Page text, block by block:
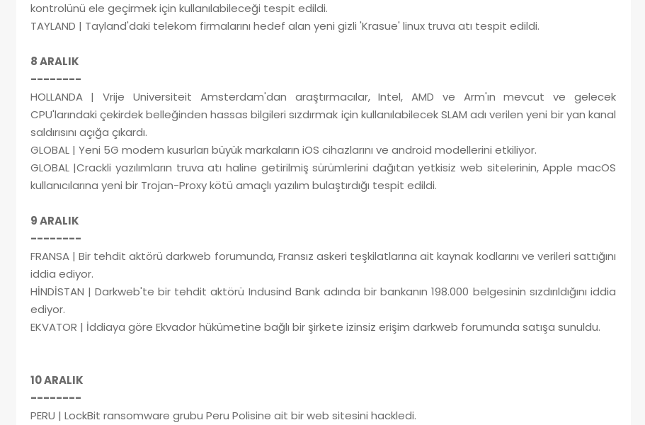
kontrolünü ele geçirmek için kullanılabileceği tespit edildi.
TAYLAND | Tayland'daki telekom firmalarını hedef alan yeni gizli 'Krasue' linux truva atı tespit edildi.
8 ARALIK
--------
HOLLANDA | Vrije Universiteit Amsterdam'dan araştırmacılar, Intel, AMD ve Arm'ın mevcut ve gelecek
CPU'larındaki çekirdek belleğinden hassas bilgileri sızdırmak için kullanılabilecek SLAM adı verilen yeni bir yan kanal
saldırısını açığa çıkardı.
GLOBAL | Yeni 5G modem kusurları büyük markaların iOS cihazlarını ve android modellerini etkiliyor.
GLOBAL |Crackli yazılımların truva atı haline getirilmiş sürümlerini dağıtan yetkisiz web sitelerinin, Apple macOS
kullanıcılarına yeni bir Trojan-Proxy kötü amaçlı yazılım bulaştırdığı tespit edildi.
9 ARALIK
--------
FRANSA | Bir tehdit aktörü darkweb forumunda, Fransız askeri teşkilatlarına ait kaynak kodlarını ve verileri sattığını
iddia ediyor.
HİNDİSTAN | Darkweb'te bir tehdit aktörü Indusind Bank adında bir bankanın 198.000 belgesinin sızdırıldığını iddia
ediyor.
EKVATOR | İddiaya göre Ekvador hükümetine bağlı bir şirkete izinsiz erişim darkweb forumunda satışa sunuldu.
10 ARALIK
--------
PERU | LockBit ransomware grubu Peru Polisine ait bir web sitesini hackledi.